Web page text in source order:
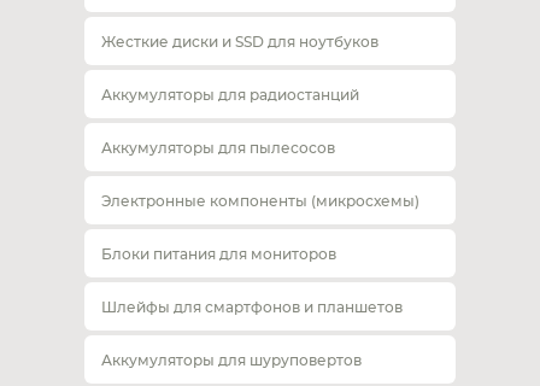
Жесткие диски и SSD для ноутбуков
Аккумуляторы для радиостанций
Аккумуляторы для пылесосов
Электронные компоненты (микросхемы)
Блоки питания для мониторов
Шлейфы для смартфонов и планшетов
Аккумуляторы для шуруповертов